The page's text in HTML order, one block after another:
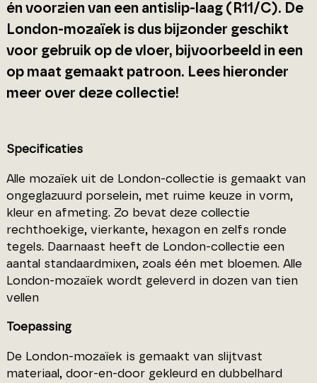
én voorzien van een antislip-laag (R11/C). De
London-mozaïek is dus bijzonder geschikt
voor gebruik op de vloer, bijvoorbeeld in een
op maat gemaakt patroon. Lees hieronder
meer over deze collectie!
Specificaties
Alle mozaïek uit de London-collectie is gemaakt van
ongeglazuurd porselein, met ruime keuze in vorm,
kleur en afmeting. Zo bevat deze collectie
rechthoekige, vierkante, hexagon en zelfs ronde
tegels. Daarnaast heeft de London-collectie een
aantal standaardmixen, zoals één met bloemen. Alle
London-mozaïek wordt geleverd in dozen van tien
vellen
Toepassing
De London-mozaïek is gemaakt van slijtvast
materiaal, door-en-door gekleurd en dubbelhard